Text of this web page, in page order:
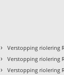
› Verstopping riolering
› Verstopping riolering
› Verstopping riolering